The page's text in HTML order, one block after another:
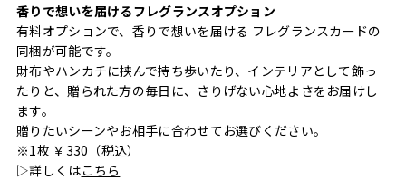
香りで想いを届けるフレグランスオプション
有料オプションで、香りで想いを届ける フレグランスカードの
同梱が可能です。
財布やハンカチに挟んで持ち歩いたり、インテリアとして飾っ
たりと、贈られた方の毎日に、さりげない心地よさをお届けし
ます。
贈りたいシーンやお相手に合わせてお選びください。
※1枚 ￥330（税込）
▷詳しくはこちら